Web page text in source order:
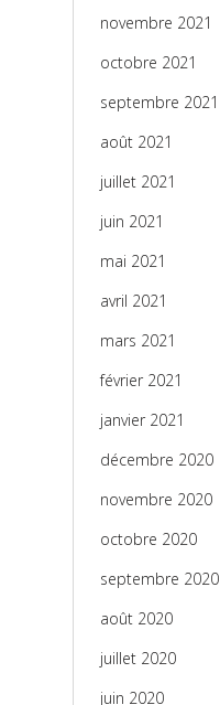
novembre 2021
octobre 2021
septembre 2021
août 2021
juillet 2021
juin 2021
mai 2021
avril 2021
mars 2021
février 2021
janvier 2021
décembre 2020
novembre 2020
octobre 2020
septembre 2020
août 2020
juillet 2020
juin 2020